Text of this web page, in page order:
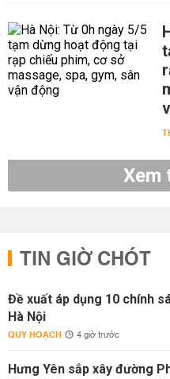
Xem
TIN GIỜ CHÓT
Đề xuất áp dụng 10 chính
Hà Nội
QUY HOẠCH 4 giờ trước
Hưng Yên sắp xây đường